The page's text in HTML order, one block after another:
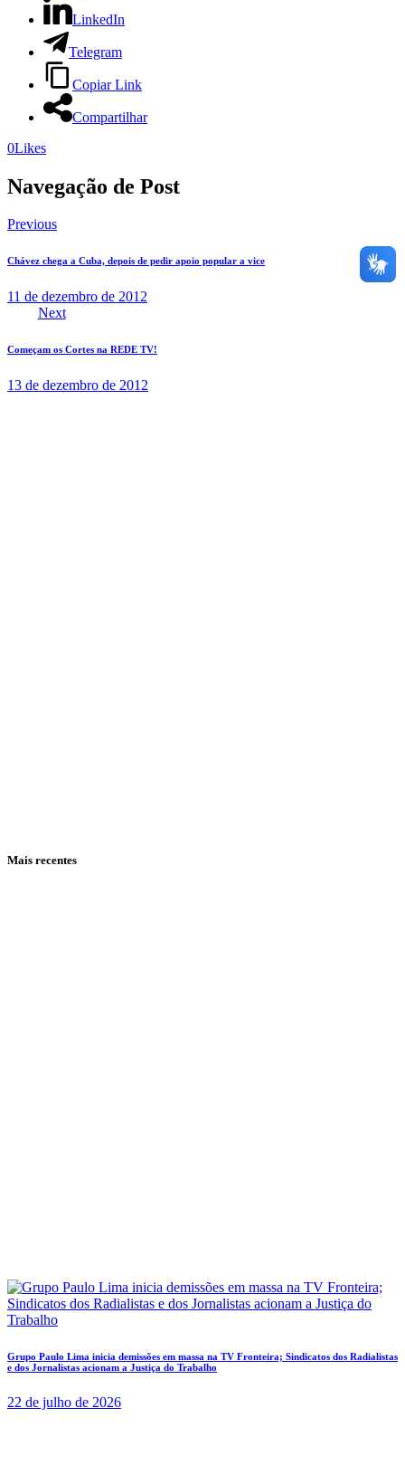
LinkedIn
Telegram
Copiar Link
Compartilhar
0Likes
Navegação de Post
Previous
Chávez chega a Cuba, depois de pedir apoio popular a vice
11 de dezembro de 2012
Next
Começam os Cortes na REDE TV!
13 de dezembro de 2012
Mais recentes
Grupo Paulo Lima inicia demissões em massa na TV Fronteira; Sindicatos dos Radialistas
e dos Jornalistas acionam a Justiça do Trabalho
22 de julho de 2026